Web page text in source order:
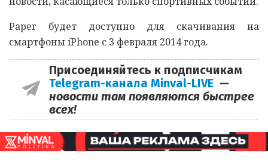
Paper будет доступно для скачивания на
смартфоны iPhone с 3 февраля 2014 года.
Присоединяйтесь к подписчикам
Telegram-канала Minval-LIVE —
новости там появляются быстрее
всех!